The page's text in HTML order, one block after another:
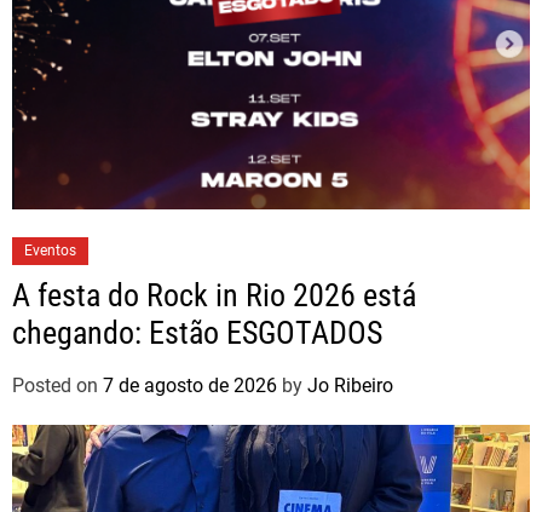
Eventos
A festa do Rock in Rio 2026 está
chegando: Estão ESGOTADOS
Posted on 7 de agosto de 2026 by Jo Ribeiro